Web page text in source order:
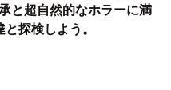
と超自然的なホラーに満
探検しよう。